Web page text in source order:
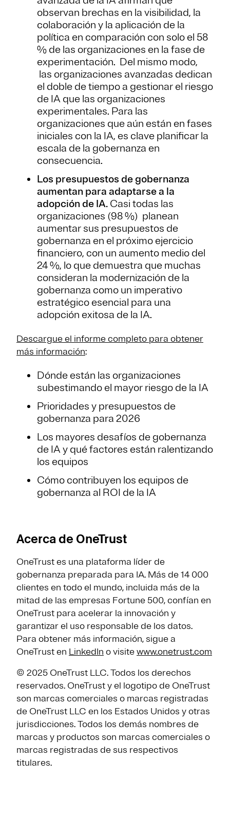
observan brechas en la visibilidad, la
colaboración y la aplicación de la
política en comparación con solo el 58
% de las organizaciones en la fase de
experimentación. Del mismo modo,
las organizaciones avanzadas dedican
el doble de tiempo a gestionar el riesgo
de IA que las organizaciones
experimentales. Para las
organizaciones que aún están en fases
iniciales con la IA, es clave planificar la
escala de la gobernanza en
consecuencia.
Los presupuestos de gobernanza
aumentan para adaptarse a la
adopción de IA. Casi todas las
organizaciones (98 %) planean
aumentar sus presupuestos de
gobernanza en el próximo ejercicio
financiero, con un aumento medio del
24 %, lo que demuestra que muchas
consideran la modernización de la
gobernanza como un imperativo
estratégico esencial para una
adopción exitosa de la IA.
Descargue el informe completo para obtener
más información:
Dónde están las organizaciones
subestimando el mayor riesgo de la IA
Prioridades y presupuestos de
gobernanza para 2026
Los mayores desafíos de gobernanza
de IA y qué factores están ralentizando
los equipos
Cómo contribuyen los equipos de
gobernanza al ROI de la IA
Acerca de OneTrust
OneTrust es una plataforma líder de
gobernanza preparada para IA. Más de 14 000
clientes en todo el mundo, incluida más de la
mitad de las empresas Fortune 500, confían en
OneTrust para acelerar la innovación y
garantizar el uso responsable de los datos.
Para obtener más información, sigue a
OneTrust en LinkedIn o visitewww.onetrust.com
© 2025 OneTrust LLC. Todos los derechos
reservados. OneTrust y el logotipo de OneTrust
son marcas comerciales o marcas registradas
de OneTrust LLC en los Estados Unidos y otras
jurisdicciones. Todos los demás nombres de
marcas y productos son marcas comerciales o
marcas registradas de sus respectivos
titulares.